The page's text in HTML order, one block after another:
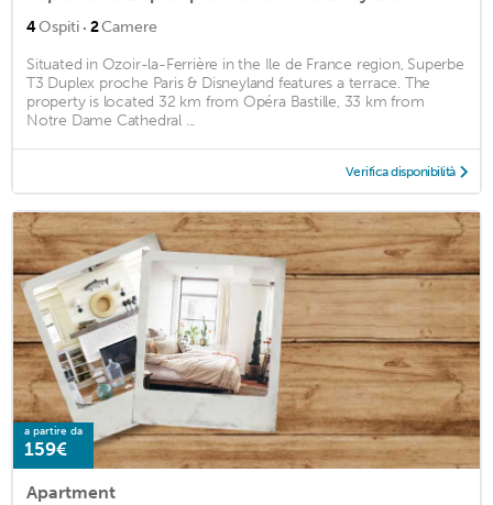
4Ospiti · 2Camere
Situated in Ozoir-la-Ferrière in the Ile de France region, Superbe
T3 Duplex proche Paris & Disneyland features a terrace. The
property is located 32 km from Opéra Bastille, 33 km from
Notre Dame Cathedral ...
Verifica disponibilità
a partire da
159€
Apartment